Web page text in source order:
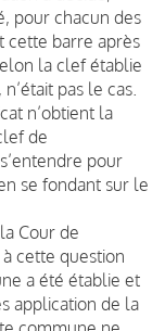
pour chacun des
cette barre après
la clef établie
pas le cas.
n’obtient la
de
pour
se fondant sur le
Cour de
cette question
a été établie et
application de la